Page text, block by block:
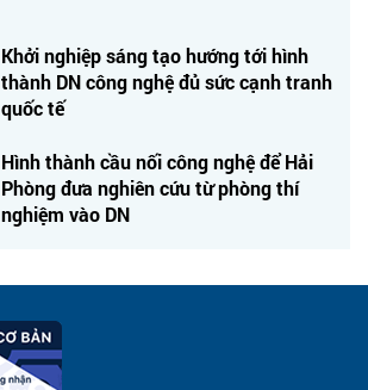
Khởi nghiệp sáng tạo hướng tới hình
thành DN công nghệ đủ sức cạnh tranh
quốc tế
Hình thành cầu nối công nghệ để Hải
Phòng đưa nghiên cứu từ phòng thí
nghiệm vào DN